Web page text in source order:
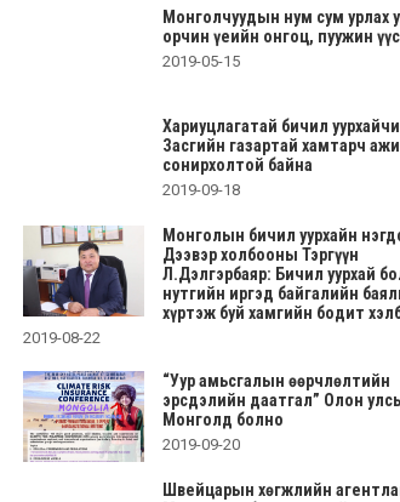
Монголчуудын нум сум урлах
орчин үеийн онгоц, пуужин
2019-05-15
Хариуцлагатай бичил
Засгийн газартай хамтарч
сонирхолтой байна
2019-09-18
Монголын бичил уурхайн
Дээвэр холбооны Тэргүүн
Л.Дэлгэрбаяр: Бичил уурхай
нутгийн иргэд байгалийн
хүртэж буй хамгийн бодит
2019-08-22
“Уур амьсгалын өөрчлөлтийн
эрсдэлийн даатгал” Олон
Монголд болно
2019-09-20
Швейцарын хөгжлийн